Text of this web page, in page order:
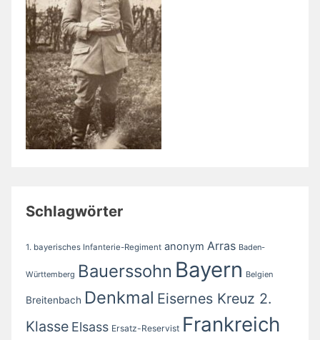
Schlagwörter
1. bayerisches Infanterie-Regiment anonym Arras Baden-
Württemberg Bauerssohn Bayern Belgien
Breitenbach Denkmal Eisernes Kreuz 2.
Klasse Elsass Ersatz-Reservist Frankreich